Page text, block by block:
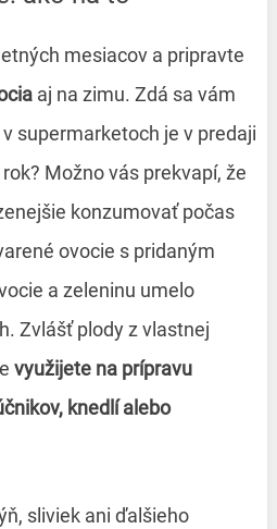
mesiacov a pripravte
aj na zimu. Zdá sa vám
supermarketoch je v predaji
Možno vás prekvapí, že
konzumovať počas
ovocie s pridaným
a zeleninu umelo
Zvlášť plody z vlastnej
využijete na prípravu
knedlí alebo
sliviek ani ďalšieho